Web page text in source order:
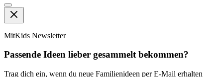
MitKids Newsletter
Passende Ideen lieber gesammelt bekommen?
Trag dich ein, wenn du neue Familienideen per E-Mail erhalten